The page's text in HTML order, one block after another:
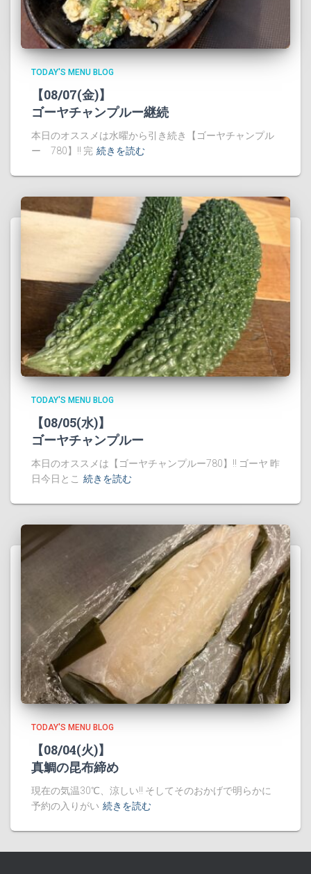
TODAY'S MENU BLOG
【08/07(金)】
ゴーヤチャンプルー継続
本日のオススメは水曜から引き続き【ゴーヤチャンプル
ー 780】!! 完 続きを読む
TODAY'S MENU BLOG
【08/05(水)】
ゴーヤチャンプルー
本日のオススメは【ゴーヤチャンプルー780】!! ゴーヤ 昨
日今日とこ 続きを読む
TODAY'S MENU BLOG
【08/04(火)】
真鯛の昆布締め
現在の気温30℃、涼しい!! そしてそのおかげで明らかに
予約の入りがい 続きを読む